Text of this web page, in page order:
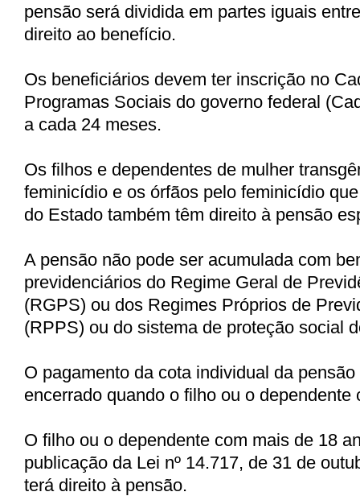
pensão será dividida em partes iguais
direito ao benefício.
Os beneficiários devem ter inscrição no
Programas Sociais do governo federal
a cada 24 meses.
Os filhos e dependentes de mulher
feminicídio e os órfãos pelo feminicídio
do Estado também têm direito à pensão
A pensão não pode ser acumulada com
previdenciários do Regime Geral de
(RGPS) ou dos Regimes Próprios de
(RPPS) ou do sistema de proteção social
O pagamento da cota individual da
encerrado quando o filho ou o dependente
O filho ou o dependente com mais de 18
publicação da Lei nº 14.717, de 31 de
terá direito à pensão.